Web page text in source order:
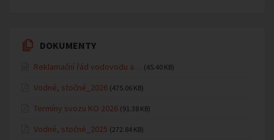
DOKUMENTY
Reklamační řád vodovodu a… (45.40 KB)
Vodné, stočné_2026 (475.06 KB)
Termíny svozu KO 2026 (91.38 KB)
Vodné, stočné_2025 (272.84 KB)